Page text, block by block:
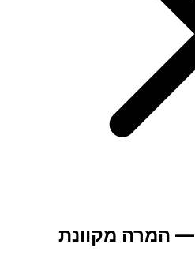
ממיר TTF ל-OTF — המרה מקוונת